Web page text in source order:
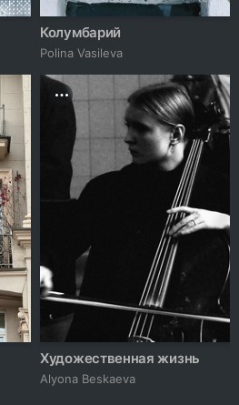
Колумбарий
Polina Vasileva
Художественная жизнь
Alyona Beskaeva